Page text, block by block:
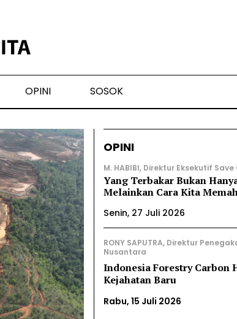
OPINI SOSOK
OPINI
M. HABIBI, Direktur Eksekutif Save
Yang Terbakar Bukan
Melainkan Cara Kita
Senin, 27 Juli 2026
RONY SAPUTRA, Direktur
Nusantara
Indonesia Forestry Carbon
Kejahatan Baru
Rabu, 15 Juli 2026